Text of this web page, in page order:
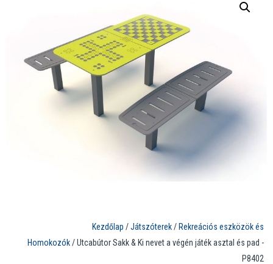
Kezdőlap /Játszóterek/ Rekreációs eszközök és
Homokozók/ Utcabútor Sakk & Ki nevet a végén játék asztal és pad -
P8402